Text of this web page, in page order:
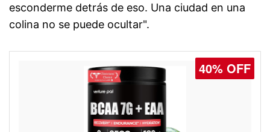
esconderme detrás de eso. Una ciudad en una
colina no se puede ocultar".
40% OFF
30% OFF